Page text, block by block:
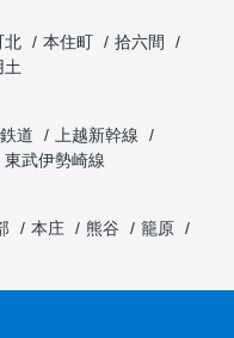
北 本住町
拾六間
土
道
上越新幹線
東武伊勢崎線
本庄 熊谷
籠原